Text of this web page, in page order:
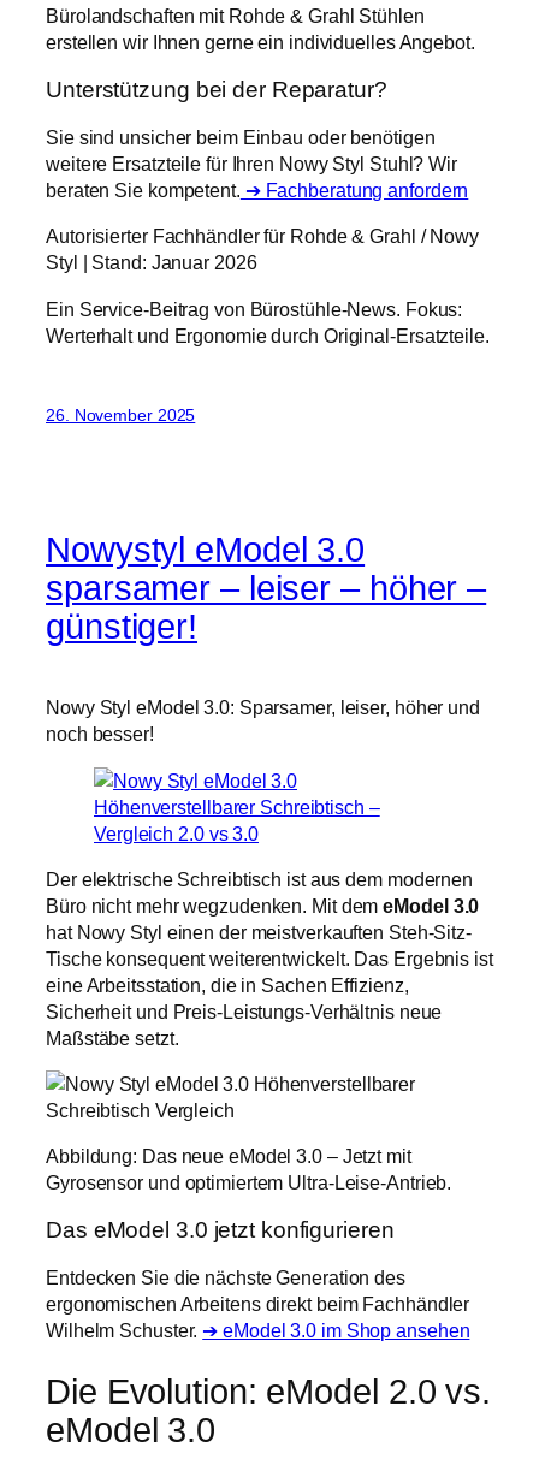
Bürolandschaften mit Rohde & Grahl Stühlen
erstellen wir Ihnen gerne ein individuelles Angebot.
Unterstützung bei der Reparatur?
Sie sind unsicher beim Einbau oder benötigen
weitere Ersatzteile für Ihren Nowy Styl Stuhl? Wir
beraten Sie kompetent. ➔ Fachberatung anfordern
Autorisierter Fachhändler für Rohde & Grahl / Nowy
Styl | Stand: Januar 2026
Ein Service-Beitrag von Bürostühle-News. Fokus:
Werterhalt und Ergonomie durch Original-Ersatzteile.
26. November 2025
Nowystyl eModel 3.0
sparsamer – leiser – höher –
günstiger!
Nowy Styl eModel 3.0: Sparsamer, leiser, höher und
noch besser!
Der elektrische Schreibtisch ist aus dem modernen
Büro nicht mehr wegzudenken. Mit demeModel 3.0
hat Nowy Styl einen der meistverkauften Steh-Sitz-
Tische konsequent weiterentwickelt. Das Ergebnis ist
eine Arbeitsstation, die in Sachen Effizienz,
Sicherheit und Preis-Leistungs-Verhältnis neue
Maßstäbe setzt.
Abbildung: Das neue eModel 3.0 – Jetzt mit
Gyrosensor und optimiertem Ultra-Leise-Antrieb.
Das eModel 3.0 jetzt konfigurieren
Entdecken Sie die nächste Generation des
ergonomischen Arbeitens direkt beim Fachhändler
Wilhelm Schuster. ➔ eModel 3.0 im Shop ansehen
Die Evolution: eModel 2.0 vs.
eModel 3.0